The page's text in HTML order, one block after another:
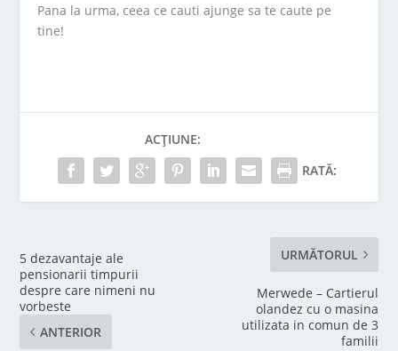
Pana la urma, ceea ce cauti ajunge sa te caute pe
tine!
ACȚIUNE:
RATĂ:
5 dezavantaje ale
pensionarii timpurii
despre care nimeni nu
vorbeste
ANTERIOR
URMĂTORUL
Merwede – Cartierul
olandez cu o masina
utilizata in comun de 3
familii